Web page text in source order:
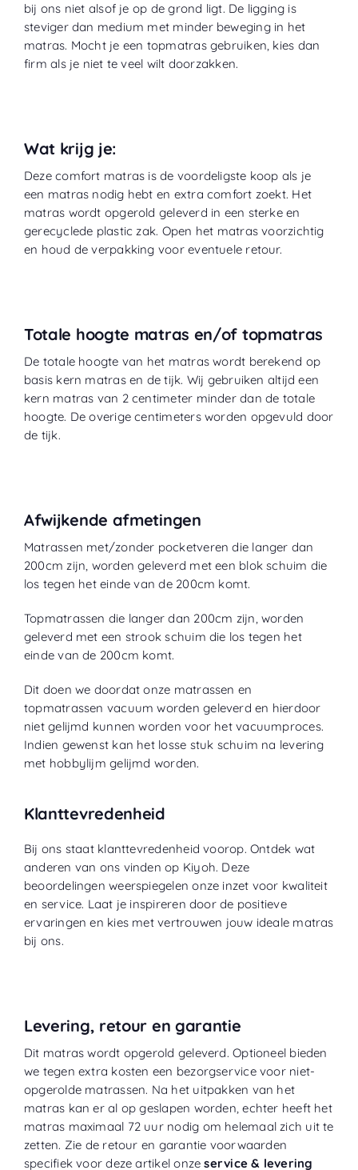
bij ons niet alsof je op de grond ligt. De ligging is
steviger dan medium met minder beweging in het
matras. Mocht je een topmatras gebruiken, kies dan
firm als je niet te veel wilt doorzakken.
Wat krijg je:
Deze comfort matras is de voordeligste koop als je
een matras nodig hebt en extra comfort zoekt. Het
matras wordt opgerold geleverd in een sterke en
gerecyclede plastic zak. Open het matras voorzichtig
en houd de verpakking voor eventuele retour.
Totale hoogte matras en/of topmatras
De totale hoogte van het matras wordt berekend op
basis kern matras en de tijk. Wij gebruiken altijd een
kern matras van 2 centimeter minder dan de totale
hoogte. De overige centimeters worden opgevuld door
de tijk.
Afwijkende afmetingen
Matrassen met/zonder pocketveren die langer dan
200cm zijn, worden geleverd met een blok schuim die
los tegen het einde van de 200cm komt.
Topmatrassen die langer dan 200cm zijn, worden
geleverd met een strook schuim die los tegen het
einde van de 200cm komt.
Dit doen we doordat onze matrassen en
topmatrassen vacuum worden geleverd en hierdoor
niet gelijmd kunnen worden voor het vacuumproces.
Indien gewenst kan het losse stuk schuim na levering
met hobbylijm gelijmd worden.
Klanttevredenheid
Bij ons staat klanttevredenheid voorop. Ontdek wat
anderen van ons vinden op Kiyoh. Deze
beoordelingen weerspiegelen onze inzet voor kwaliteit
en service. Laat je inspireren door de positieve
ervaringen en kies met vertrouwen jouw ideale matras
bij ons.
Levering, retour en garantie
Dit matras wordt opgerold geleverd. Optioneel bieden
we tegen extra kosten een bezorgservice voor niet-
opgerolde matrassen. Na het uitpakken van het
matras kan er al op geslapen worden, echter heeft het
matras maximaal 72 uur nodig om helemaal zich uit te
zetten. Zie de retour en garantie voorwaarden
specifiek voor deze artikel onzeservice & levering